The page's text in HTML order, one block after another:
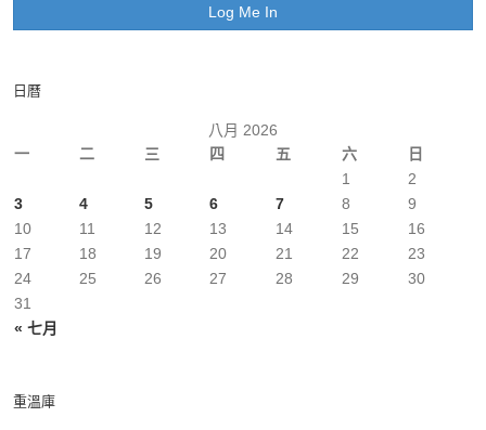
日曆
八月 2026
一
二 三 四 五 六 日
« 七月
1
2
3
4 5 6 7 8
9
10
11 12 13 14 15
16
17
18 19 20 21 22
23
24
25 26 27 28 29
30
31
重溫庫